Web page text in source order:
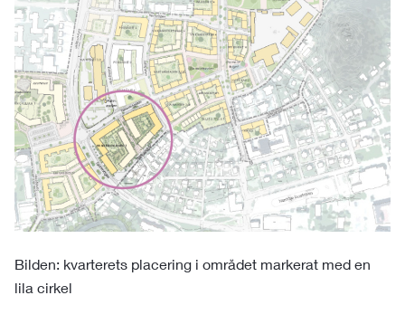
Bilden: kvarterets placering i området markerat med en
lila cirkel